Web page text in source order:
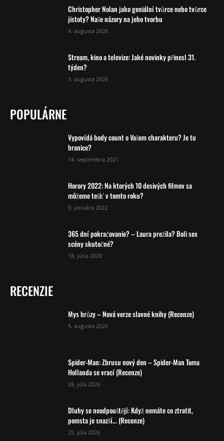
Christopher Nolan jako geniální tvůrce nebo tvůrce
jistoty? Naše názory na jeho tvorbu
4. augusta 2026
Stream, kino a televize: Jaké novinky přinesl 31.
týden?
3. augusta 2026
POPULÁRNE
Vypovídá body count o Vašem charakteru? Je tu
hranice?
14. septembra 2021
Horory 2022: Na ktorých 10 desivých filmov sa
môžeme tešiť v tomto roku?
9. januára 2022
365 dní pokračovanie? – Laura prežila? Boli sex
scény skutočné?
18. júna 2020
RECENZIE
Mys hrůzy – Nová verze slavné knihy (Recenze)
5. augusta 2026
Spider-Man: Zbrusu nový den – Spider-Man Toma
Hollanda se vrací (Recenze)
28. júla 2026
Dluhy se neodpouštějí: Když nemáte co ztratit,
pomsta je snazší… (Recenze)
25. júla 2026